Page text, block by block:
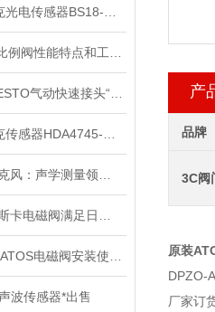
波传感器*出售
产
品牌
3C阀
原装
DPZO-
厂家订